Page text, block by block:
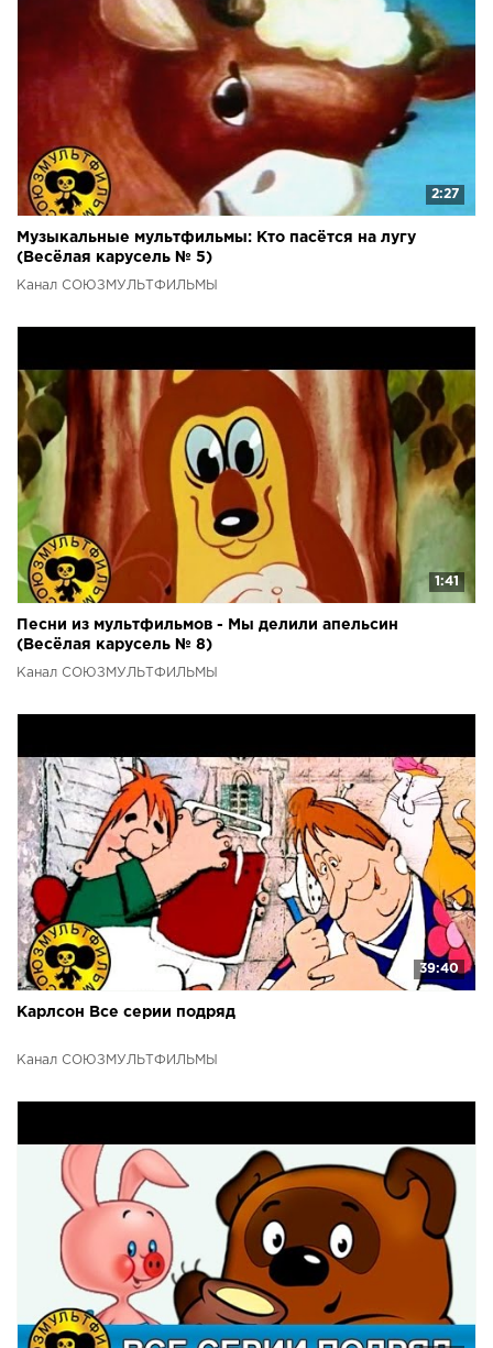
2:27
Музыкальные мультфильмы: Кто пасётся на лугу
(Весёлая карусель № 5)
Канал СОЮЗМУЛЬТФИЛЬМЫ
1:41
Песни из мультфильмов - Мы делили апельсин
(Весёлая карусель № 8)
Канал СОЮЗМУЛЬТФИЛЬМЫ
39:40
Карлсон Все серии подряд
Канал СОЮЗМУЛЬТФИЛЬМЫ